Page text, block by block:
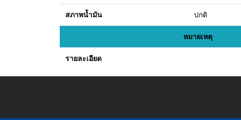
สภาพน้ำมัน ปกติ
หมายเหตุ
รายละเอียด